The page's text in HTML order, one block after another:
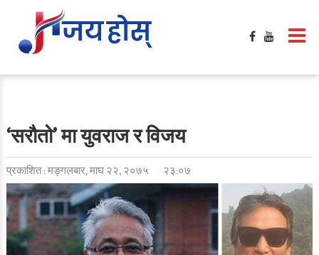
‘सरौतो’ मा युवराज र विजय
प्रकाशित : मङ्गलबार, माघ २२, २०७५ २३:०७